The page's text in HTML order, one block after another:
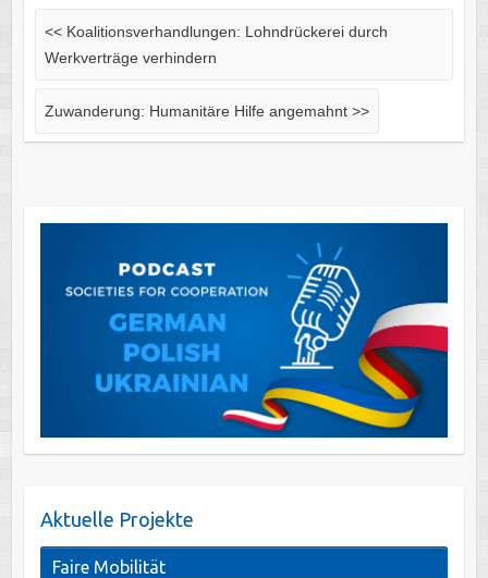
<<Koalitionsverhandlungen: Lohndrückerei durch
Werkverträge verhindern
Zuwanderung: Humanitäre Hilfe angemahnt >>
Aktuelle Projekte
Faire Mobilität